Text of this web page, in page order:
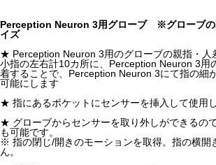
Perception Neuron 3用グローブ ※グローブの
イズ
★ Perception Neuron 3用のグローブの親指・人
小指の左右計10カ所に、Perception Neuron 3用
着することで、Perception Neuron 3にて指の細
可能にします
★ 指にあるポケットにセンサーを挿入して使用
★ グローブからセンサーを取り外しができるの
も可能です。
※ 指の閉じ/開きのモーションを取得。指の横開
ん。